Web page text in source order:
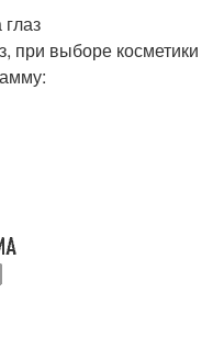
при выборе косметики